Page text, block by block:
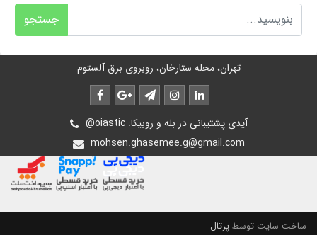
جستجو
تهران، محله ستارخان، روبروی برق آلستوم
@oiastic :آیدی پشتیبانی در بله و روبیکا
mohsen.ghasemee.g@gmail.com
ساخت سایت توسطپرتال